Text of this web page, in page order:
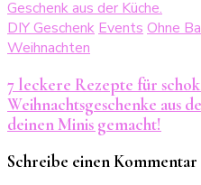
DIY GeschenkEventsOhne
Weihnachten
7 leckere Rezepte für
Weihnachtsgeschenke aus
deinen Minis gemacht!
Schreibe einen Kommentar